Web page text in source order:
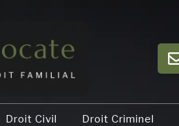
Droit Civil Droit Criminel